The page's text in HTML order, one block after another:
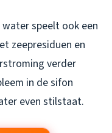
speelt ook een
zeepresiduen en
verder
in de sifon
even stilstaat.